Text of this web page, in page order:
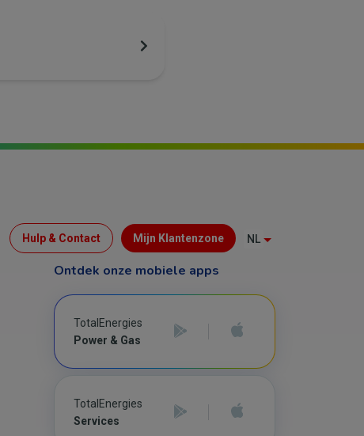
Menu
(B2C)
Hulp & Contact Mijn Klantenzone NL
Ontdek onze mobiele apps
TotalEnergies
Power & Gas
TotalEnergies
Services